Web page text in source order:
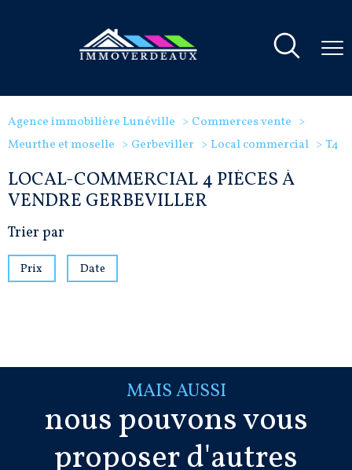
Agence immobilière Lunéville
Commerces vente
Meurthe et moselle
Gerbeviller Local commercial T4
LOCAL-COMMERCIAL 4 PIÈCES À
VENDRE GERBEVILLER
Trier par
Prix Date
MAIS AUSSI
nous pouvons vous
proposer d'autres